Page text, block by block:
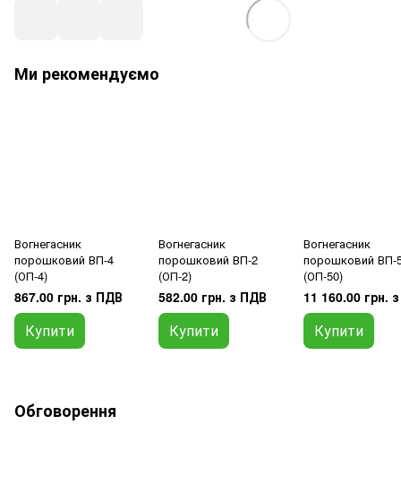
Ми рекомендуємо
Вогнегасник
порошковий ВП-4
(ОП-4)
867.00 грн. з ПДВ
Купити
Вогнегасник
порошковий ВП-2
(ОП-2)
582.00 грн. з ПДВ
Купити
Вогнегасник
порошковий ВП-
(ОП-50)
11 160.00 грн.
Купити
Обговорення